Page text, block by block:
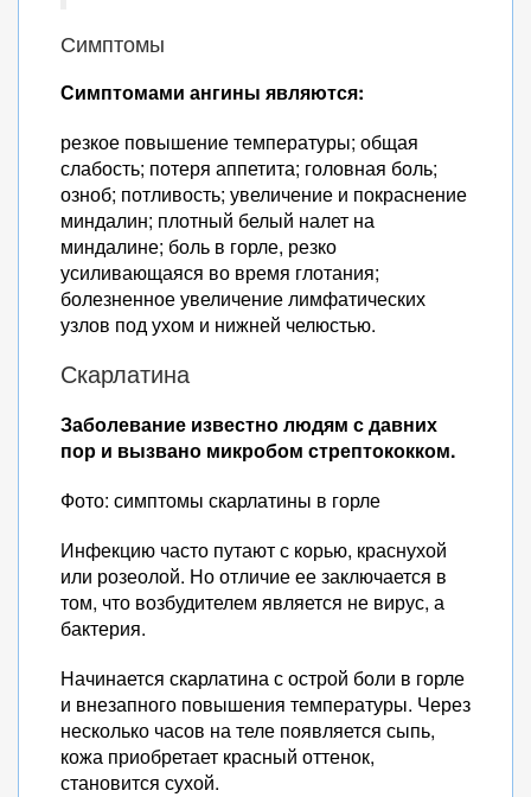
Симптомы
Симптомами ангины являются:
резкое повышение температуры; общая
слабость; потеря аппетита; головная боль;
озноб; потливость; увеличение и покраснение
миндалин; плотный белый налет на
миндалине; боль в горле, резко
усиливающаяся во время глотания;
болезненное увеличение лимфатических
узлов под ухом и нижней челюстью.
Скарлатина
Заболевание известно людям с давних
пор и вызвано микробом стрептококком.
Фото: симптомы скарлатины в горле
Инфекцию часто путают с корью, краснухой
или розеолой. Но отличие ее заключается в
том, что возбудителем является не вирус, а
бактерия.
Начинается скарлатина с острой боли в горле
и внезапного повышения температуры. Через
несколько часов на теле появляется сыпь,
кожа приобретает красный оттенок,
становится сухой.